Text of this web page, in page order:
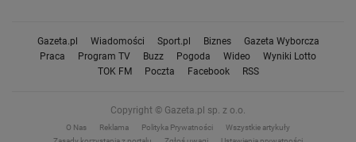
Gazeta.pl Wiadomości Sport.pl Biznes
Gazeta Wyborcza
Praca
Program TV Buzz Pogoda Wideo
Wyniki Lotto
TOK FM
Poczta Facebook RSS
Copyright © Gazeta.pl sp. z o.o.
O Nas Reklama Polityka Prywatności
Wszystkie artykuły